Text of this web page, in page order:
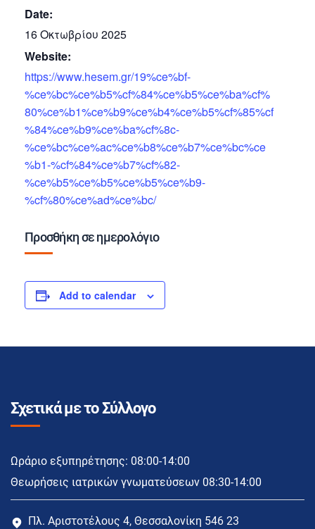
Date:
16 Οκτωβρίου 2025
Website:
https://www.hesem.gr/19%ce%bf-
%ce%bc%ce%b5%cf%84%ce%b5%ce%ba%cf%
80%ce%b1%ce%b9%ce%b4%ce%b5%cf%85%cf
%84%ce%b9%ce%ba%cf%8c-
%ce%bc%ce%ac%ce%b8%ce%b7%ce%bc%ce
%b1-%cf%84%ce%b7%cf%82-
%ce%b5%ce%b5%ce%b5%ce%b9-
%cf%80%ce%ad%ce%bc/
Προσθήκη σε ημερολόγιο
Add to calendar
Σχετικά με το Σύλλογο
Ωράριο εξυπηρέτησης: 08:00-14:00
Θεωρήσεις ιατρικών γνωματεύσεων 08:30-14:00
Πλ. Αριστοτέλους 4, Θεσσαλονίκη 546 23